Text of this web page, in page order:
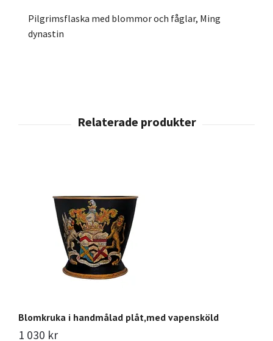
Pilgrimsflaska med blommor och fåglar, Ming
dynastin
Blomkruka i handmålad plåt,med vapensköld
1 030 kr